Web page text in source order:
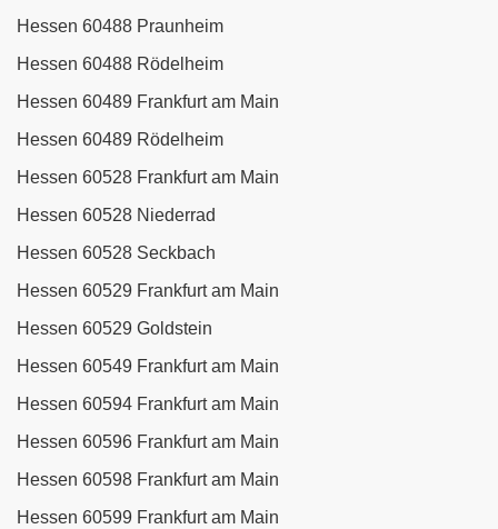
Hessen 60488 Praunheim
Hessen 60488 Rödelheim
Hessen 60489 Frankfurt am Main
Hessen 60489 Rödelheim
Hessen 60528 Frankfurt am Main
Hessen 60528 Niederrad
Hessen 60528 Seckbach
Hessen 60529 Frankfurt am Main
Hessen 60529 Goldstein
Hessen 60549 Frankfurt am Main
Hessen 60594 Frankfurt am Main
Hessen 60596 Frankfurt am Main
Hessen 60598 Frankfurt am Main
Hessen 60599 Frankfurt am Main